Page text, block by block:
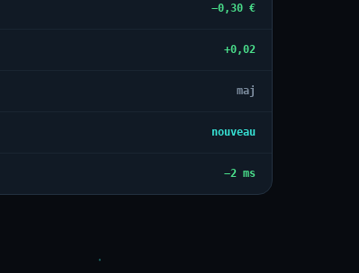
−0,30 €
+0,02
maj
nouveau
−2 ms